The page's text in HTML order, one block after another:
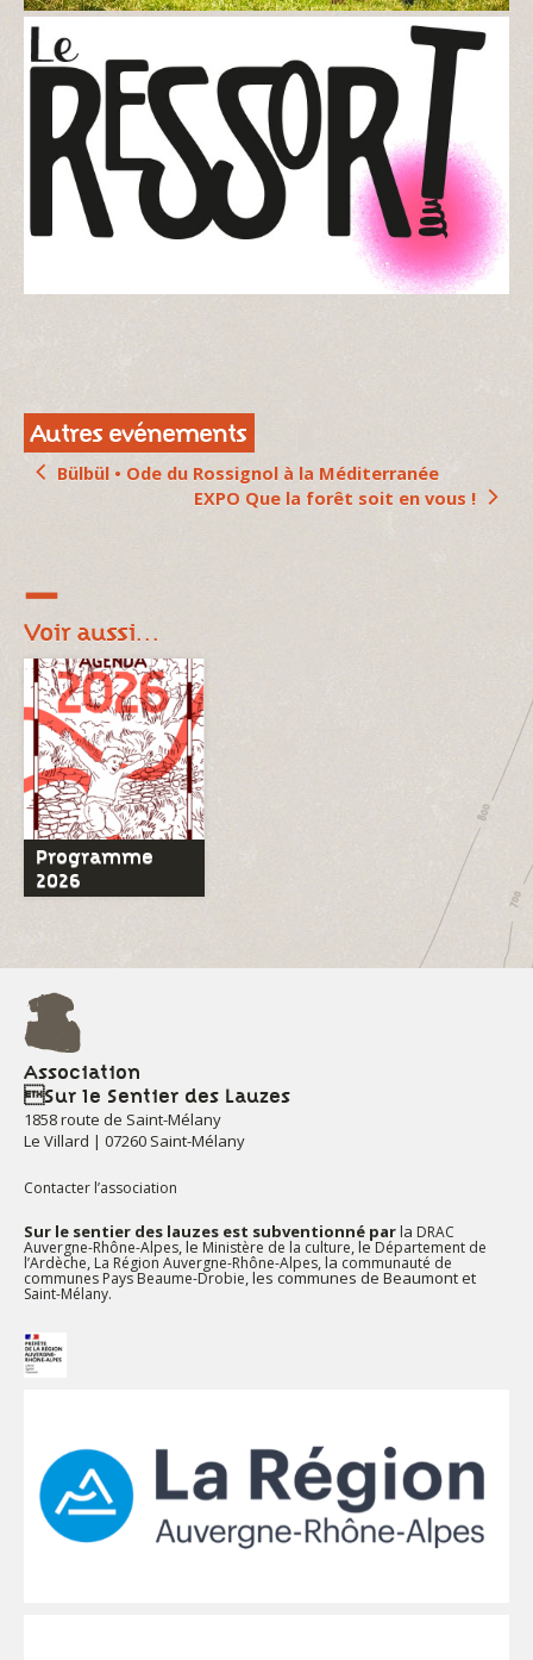
Autres evénements
Bülbül • Ode du Rossignol à la Méditerranée
EXPO Que la forêt soit en vous !
Voir aussi…
Programme
2026
Association
Sur le Sentier des Lauzes
1858 route de Saint-Mélany
Le Villard | 07260 Saint-Mélany
Contacter l’association
Sur le sentier des lauzes est subventionné parla DRAC
Auvergne-Rhône-Alpes, le Ministère de la culture, leDépartement de
l’Ardèche, La Région Auvergne-Rhône-Alpes, la communauté de
communes Pays Beaume-Drobie, les communes de Beaumont et
Saint-Mélany.